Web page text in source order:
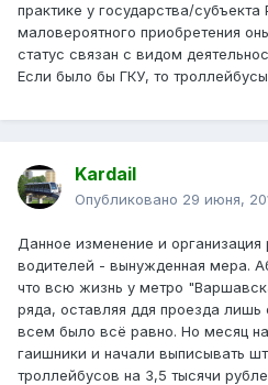
практике у государства/
маловероятного приобретения
статус связан с видом
Если было бы ГКУ, то
Kardail
Опубликовано 29 июня,
Данное изменение и
водителей - вынужденная мера.
что всю жизнь у метро
ряда, оставляя ддя проезда лишь
всем было всё равно. Но месяц
гаишники и начали выписывать
троллейбусов на 3,5 тысячи